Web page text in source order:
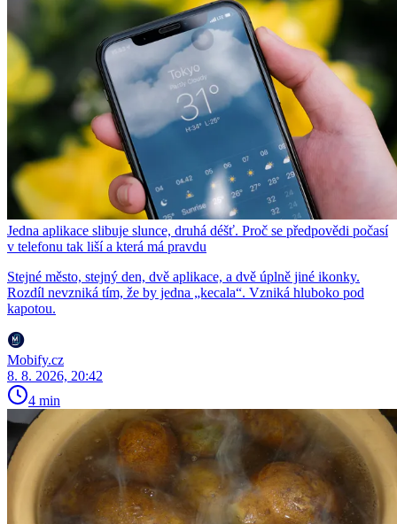
Jedna aplikace slibuje slunce, druhá déšť. Proč se předpovědi počasí
v telefonu tak liší a která má pravdu
Stejné město, stejný den, dvě aplikace, a dvě úplně jiné ikonky.
Rozdíl nevzniká tím, že by jedna „kecala“. Vzniká hluboko pod
kapotou.
Mobify.cz
8. 8. 2026, 20:42
4 min